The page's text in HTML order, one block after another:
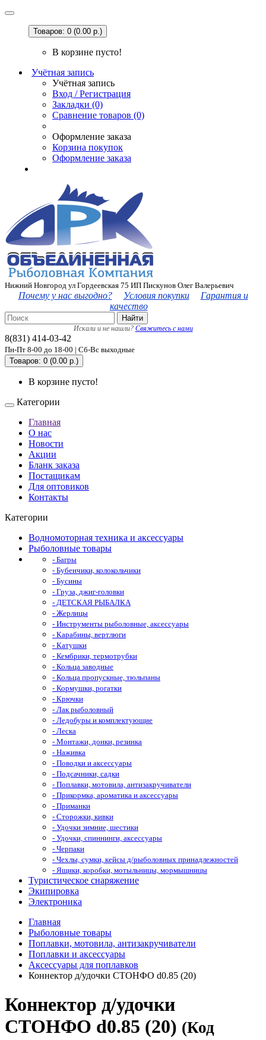
Товаров: 0 (0.00 р.)
В корзине пусто!
Учётная запись
Учётная запись
Вход / Регистрация
Закладки (0)
Сравнение товаров (0)
Оформление заказа
Корзина покупок
Оформление заказа
Нижний Новгород ул Гордеевская 75 ИП Пискунов Олег Валерьевич
Почему у нас выгодно? Условия покупки
Гарантия и
качество
Найти
Искали и не нашли? Свяжитесь с нами
8(831) 414-03-42
Пн-Пт 8-00 до 18-00 | Сб-Вс выходные
Товаров: 0 (0.00 р.)
В корзине пусто!
Категории
Главная
О нас
Новости
Акции
Бланк заказа
Постащикам
Для оптовиков
Контакты
Категории
Водномоторная техника и аксессуары
Рыболовные товары
- Багры
- Бубенчики, колокольчики
- Бусины
- Груза, джиг-головки
- ДЕТСКАЯ РЫБАЛКА
- Жерлицы
- Инструменты рыболовные, аксессуары
- Карабины, вертлюги
- Катушки
- Кембрики, термотрубки
- Кольца заводные
- Кольца пропускные, тюльпаны
- Кормушки, рогатки
- Крючки
- Лак рыболовный
- Ледобуры и комплектующие
- Леска
- Монтажи, донки, резинка
- Наживка
- Поводки и аксессуары
- Подсачники, садки
- Поплавки, мотовила, антизакручиватели
- Прикормка, ароматика и аксессуары
- Приманки
- Сторожки, кивки
- Удочки зимние, шестики
- Удочки, спиннинги, аксессуары
- Черпаки
- Чехлы, сумки, кейсы д/рыболовных принадлежностей
- Ящики, коробки, мотыльницы, мормышницы
Туристическое снаряжение
Экипировка
Электроника
Главная
Рыболовные товары
Поплавки, мотовила, антизакручиватели
Поплавки и аксессуары
Аксессуары для поплавков
Коннектор д/удочки СТОНФО d0.85 (20)
Коннектор д/удочки
СТОНФО d0.85 (20) (Код